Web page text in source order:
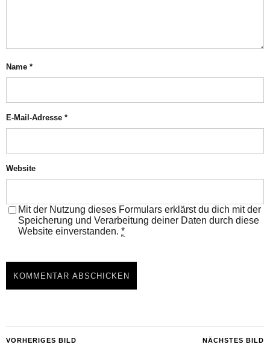
Name *
E-Mail-Adresse *
Website
Mit der Nutzung dieses Formulars erklärst du dich mit der
Speicherung und Verarbeitung deiner Daten durch diese
Website einverstanden. *
NÄCHSTES BILD
VORHERIGES BILD